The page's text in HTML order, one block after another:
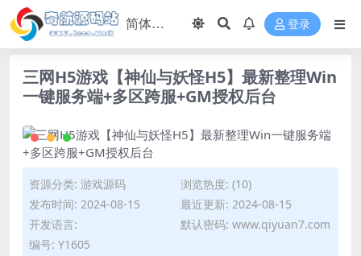
登录
三网H5游戏【神仙与妖怪H5】最新整理Win
一键服务端+多区跨服+GM授权后台
资源分类: 游戏源码
浏览热度: (10)
发布时间: 2024-08-15
最近更新: 2024-08-15
开发语言:
默认密码: www.qiyuan7.com
编号: Y1605